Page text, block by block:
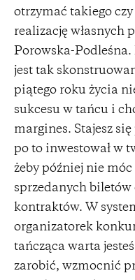
otrzymać takiego
realizację własnych
Porowska-
jest tak
piątego roku życia
sukcesu w tańcu i
margines. Stajesz
po to inwestował w
żeby później nie
sprzedanych
kontraktów. W
organizatorek
tańcząca warta
zarobić, wzmocnić